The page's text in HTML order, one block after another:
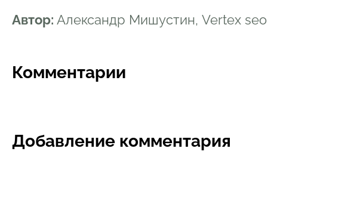
Автор: Александр Мишустин, Vertex seo
Комментарии
Добавление комментария